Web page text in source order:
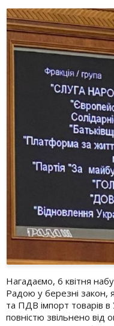
Нагадаємо, 6 квітня
Радою у березні закон,
та ПДВ імпорт товарів в
повністю звільнено від